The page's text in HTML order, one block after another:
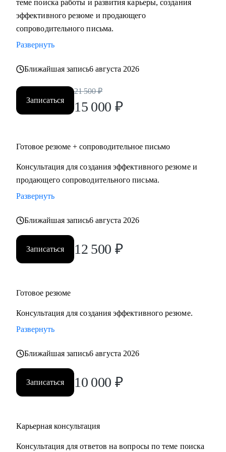
требований рынка.
• Подготовить резюме и сопроводительное письмо под
конкретную цель.
включая оценочные процедуры.
• Отработать самопрезентацию, сложные вопросы и
переговорную позицию.
коммерческим сектором: адаптировать позиционирование
Кому могу помочь
Руководителям и экспертам из отраслей и
• Промышленность и производство
• Нефтегаз и энергетика
• Строительство и девелопмент
• Товары повседневного спроса (FMCG) и дистрибуция
• Управление персоналом
• Юриспруденция и правовое сопровождение бизнеса
и принять собственное, выверенное решение.
теме поиска работы и развития карьеры, создания
эффективного резюме и продающего
сопроводительного письма.
Развернуть
Ближайшая запись6 августа 2026
Записаться
21 500 ₽
15 000 ₽
Готовое резюме + сопроводительное письмо
Консультация для создания эффективного резюме и
продающего сопроводительного письма.
Развернуть
Ближайшая запись6 августа 2026
Записаться 12 500 ₽
Готовое резюме
Консультация для создания эффективного резюме.
Развернуть
Ближайшая запись6 августа 2026
Записаться 10 000 ₽
Карьерная консультация
Консультация для ответов на вопросы по теме поиска